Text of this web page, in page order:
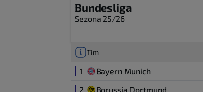
Bundesliga
Sezona 25/26
Tim
1 Bayern Munich
2
Borussia Dortmund